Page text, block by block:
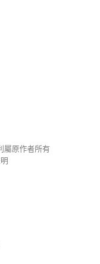
屬原作者所有